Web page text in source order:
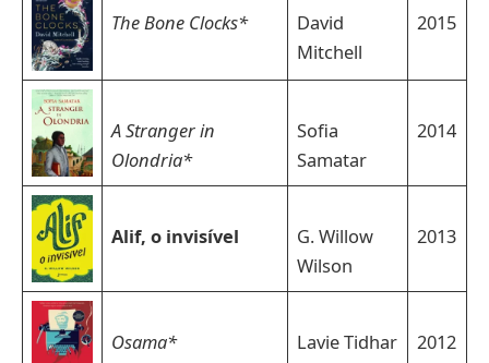
The Bone Clocks*
David
Mitchell
2015
A Stranger in
Olondria*
Sofia
Samatar
2014
Alif, o invisível
G. Willow
Wilson
2013
Osama* Lavie Tidhar 2012